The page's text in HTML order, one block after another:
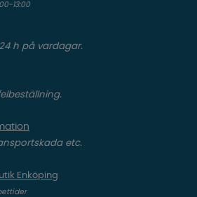
13:00
h på vardagar.
etc.
Enköping